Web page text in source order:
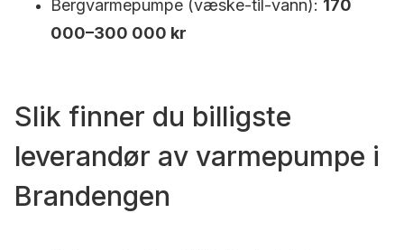
Bergvarmepumpe (væske-til-vann): 170
000–300 000 kr
Slik finner du billigste
leverandør av varmepumpe i
Brandengen